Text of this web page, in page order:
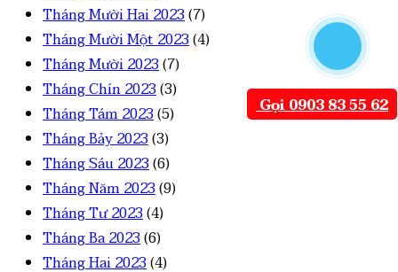
Tháng Mười Hai 2023(7)
Tháng Mười Một 2023(4)
Tháng Mười 2023(7)
Tháng Chín 2023(3)
Tháng Tám 2023(5)
Tháng Bảy 2023(3)
Tháng Sáu 2023(6)
Tháng Năm 2023(9)
Tháng Tư 2023(4)
Tháng Ba 2023(6)
Tháng Hai 2023(4)
Gọi 0903 83 55 62